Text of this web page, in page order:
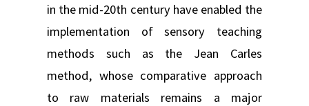
in the mid-20th century have enabled the
implementation of sensory teaching
methods such as the Jean Carles
method, whose comparative approach
to raw materials remains a major